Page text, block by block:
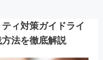
ィ対策ガイドライ
法を徹底解説